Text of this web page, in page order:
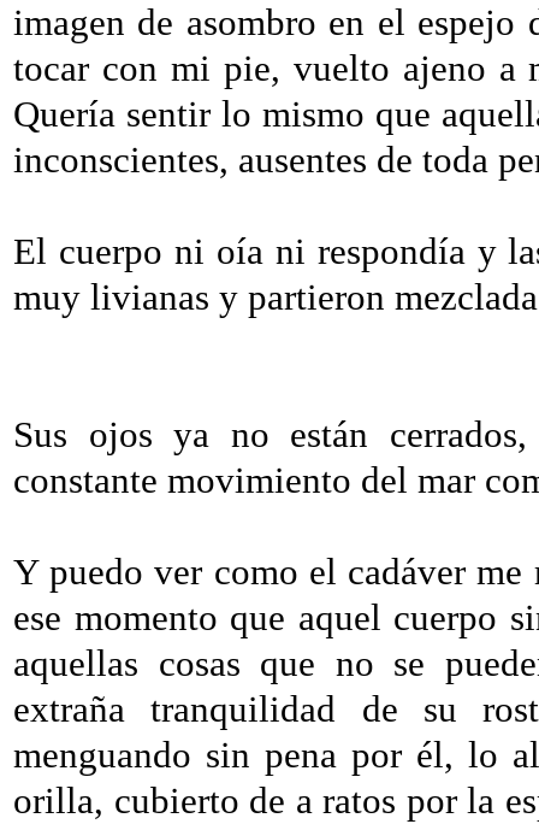
imagen de asombro en el espejo
tocar con mi pie, vuelto ajeno a
Quería sentir lo mismo que
inconscientes, ausentes de toda
El cuerpo ni oía ni respondía y
muy livianas y partieron
Sus ojos ya no están
constante movimiento del mar
Y puedo ver como el cadáver me
ese momento que aquel cuerpo
aquellas cosas que no se
extraña tranquilidad de su
menguando sin pena por él, lo
orilla, cubierto de a ratos por la